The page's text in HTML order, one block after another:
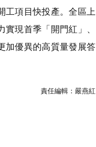
工項目快投產。全區上
現首季「開門紅」、
加優異的高質量發展答
責任編輯： 嚴燕紅